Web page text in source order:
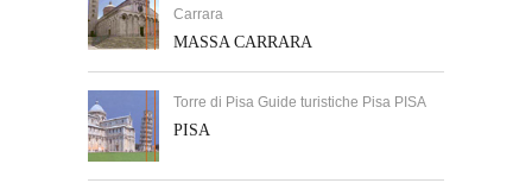
Carrara
MASSA CARRARA
Torre di Pisa Guide turistiche Pisa PISA
PISA